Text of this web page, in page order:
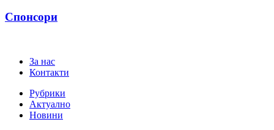
Спонсори
За нас
Контакти
Рубрики
Актуално
Новини